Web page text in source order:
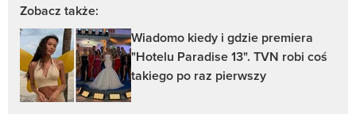
Zobacz także:
Wiadomo kiedy i gdzie premiera
"Hotelu Paradise 13". TVN robi coś
takiego po raz pierwszy